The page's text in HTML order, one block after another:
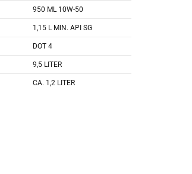
950 ML 10W-50
1,15 L MIN. API SG
DOT 4
9,5 LITER
CA. 1,2 LITER